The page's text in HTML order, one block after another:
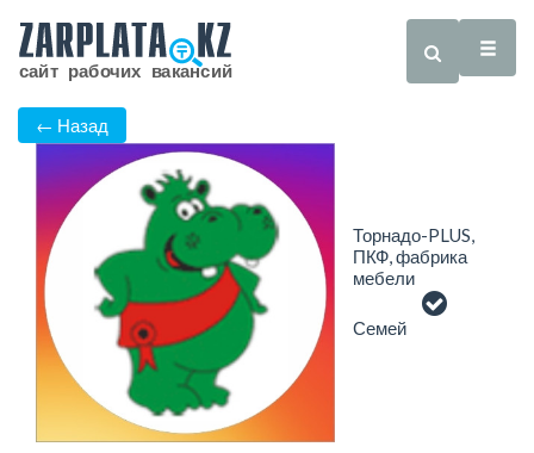
← Назад
Торнадо-PLUS,
ПКФ, фабрика
мебели
Семей